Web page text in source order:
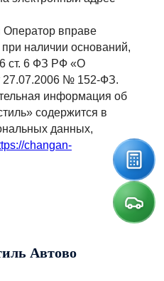
Оператор вправе
наличии оснований,
6 ст. 6 ФЗ РФ «О
27.07.2006 № 152-ФЗ.
информация об
содержится в
данных,
changan-
Автово